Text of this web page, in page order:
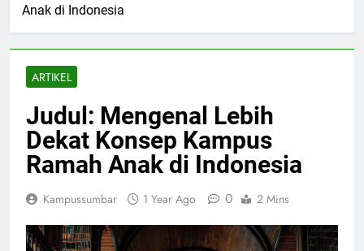
Anak di Indonesia
ARTIKEL
Judul: Mengenal Lebih
Dekat Konsep Kampus
Ramah Anak di Indonesia
Kampussumbar 1 Year Ago 0 2 Mins